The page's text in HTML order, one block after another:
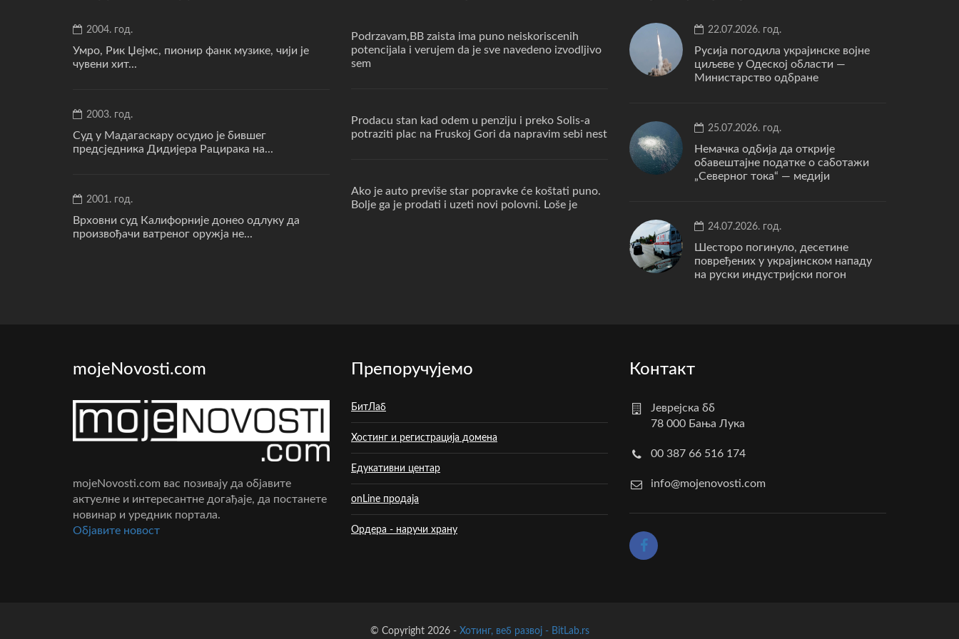
2004. год.
Умро, Рик Џејмс, пионир фанк музике, чији је
чувени хит...
2003. год.
Суд у Мадагаскару осудио је бившег
предсједника Дидијера Рацирака на...
2001. год.
Врховни суд Калифорније донео одлуку да
произвођачи ватреног оружја не...
Podrzavam,BB zaista ima puno neiskoriscenih
potencijala i verujem da je sve navedeno izvodljivo
sem
Prodacu stan kad odem u penziju i preko Solis-a
potraziti plac na Fruskoj Gori da napravim sebi nest
Ako je auto previše star popravke će koštati puno.
Bolje ga je prodati i uzeti novi polovni. Loše je
22.07.2026. год.
Русија погодила украјинске војне
циљеве у Одеској области —
Министарство одбране
25.07.2026. год.
Немачка одбија да открије
обавештајне податке о саботажи
„Северног тока“ — медији
24.07.2026. год.
Шесторо погинуло, десетине
повређених у украјинском нападу
на руски индустријски погон
mojeNovosti.com
mojeNovosti.com вас позивају да објавите
актуелне и интересантне догађаје, да постанете
новинар и уредник портала.
Oбјавите новост
Препоручујемо
БитЛаб
Хостинг и регистрација домена
Едукативни центар
onLine продаја
Ордера - наручи храну
Контакт
Јеврејска бб
78 000 Бања Лука
00 387 66 516 174
info@mojenovosti.com
© Copyright 2026 - Хотинг, веб развој - BitLab.rs